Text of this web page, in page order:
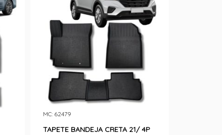
TAPETE BANDEJA CRETA 21/ 4P
MC: 62479